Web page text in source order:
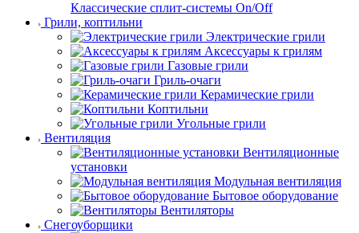
Классические сплит-системы On/Off
Грили, коптильни
Электрические грили
Аксессуары к грилям
Газовые грили
Гриль-очаги
Керамические грили
Коптильни
Угольные грили
Вентиляция
Вентиляционные
установки
Модульная вентиляция
Бытовое оборудование
Вентиляторы
Снегоуборщики